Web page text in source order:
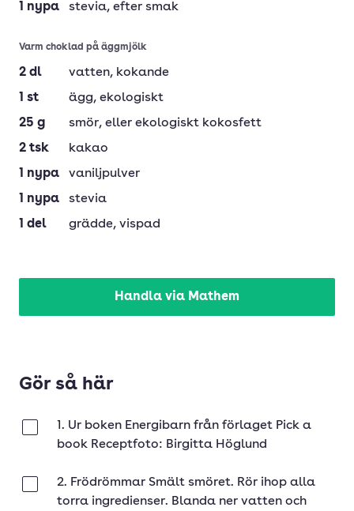
1 nypa stevia, efter smak
Varm choklad på äggmjölk
2 dl vatten, kokande
1 st ägg, ekologiskt
25 g smör, eller ekologiskt kokosfett
2 tsk
kakao
1 nypa
vaniljpulver
1 nypa
stevia
1 del grädde, vispad
Handla via Mathem
Gör så här
1. Ur boken Energibarn från förlaget Pick a
book Receptfoto: Birgitta Höglund
2. Frödrömmar Smält smöret. Rör ihop alla
torra ingredienser. Blanda ner vatten och